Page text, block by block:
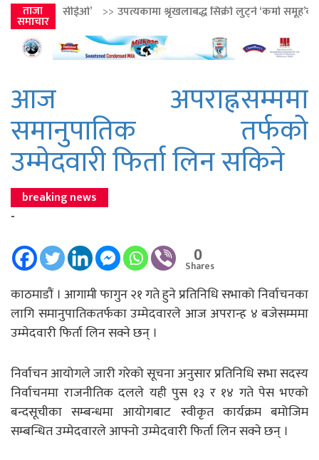
ताजा
समाचार
उपत्यकामा श्रृंखलाबद्ध सिक्री लुट्ने ‘कर्मा समूह’का नाइकेसहित पाँच पक्राउ
आज अपराह्नसम्ममा
समानुपातिक तर्फको
उम्मेदवारी फिर्ता लिन सकिने
breaking news
-
0
Shares
काठमाडौं । आगामी फागुन २१ गते हुने प्रतिनिधि सभाको निर्वाचनका
लागि समानुपातिकतर्फका उम्मेदवारले आज अपरान्ह ४ बजेसम्ममा
उम्मेदवारी फिर्ता लिन सक्ने छन् ।
निर्वाचन आयोगले जारी गरेको सूचना अनुसार प्रतिनिधि सभा सदस्य
निर्वाचनमा राजनीतिक दलले यही पुस १३ र १४ गते पेस भएको
बन्दसूचीका सम्बन्धमा आयोगबाट स्वीकृत कार्यक्रम बमोजिम
सम्बन्धित उम्मेदवारले आफ्नो उम्मेदवारी फिर्ता लिन सक्ने छन् ।